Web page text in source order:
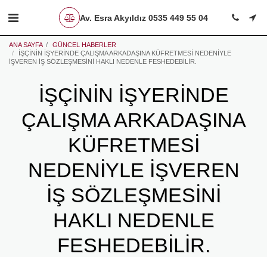
Av. Esra Akyıldız 0535 449 55 04
ANA SAYFA
GÜNCEL HABERLER
İŞÇİNİN İŞYERİNDE ÇALIŞMA ARKADAŞINA KÜFRETMESİ NEDENİYLE
İŞVEREN İŞ SÖZLEŞMESİNİ HAKLI NEDENLE FESHEDEBİLİR.
İŞÇİNİN İŞYERİNDE
ÇALIŞMA ARKADAŞINA
KÜFRETMESİ
NEDENİYLE İŞVEREN
İŞ SÖZLEŞMESİNİ
HAKLI NEDENLE
FESHEDEBİLİR.